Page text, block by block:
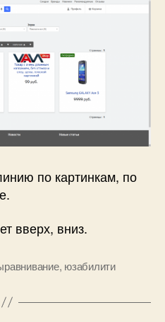
по картинкам, по
вверх, вниз.
, юзабилити